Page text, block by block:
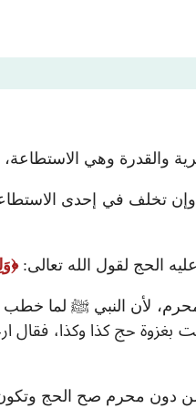
والقدرة وهي
تخلف في إحدى
الحج لقول الله تعالى:
محرم، لأن النبي ﷺ لما
بغزوة حج كذا وكذا، فقال
دون محرم صح الحج